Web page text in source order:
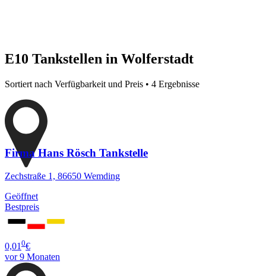
E10 Tankstellen in Wolferstadt
Sortiert nach Verfügbarkeit und Preis • 4 Ergebnisse
Firma Hans Rösch Tankstelle
Zechstraße 1, 86650 Wemding
Geöffnet
Bestpreis
0,01 0€
vor 9 Monaten